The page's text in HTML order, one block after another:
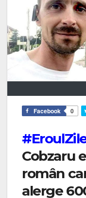
Facebook 0
Cobzaru
român
alerge